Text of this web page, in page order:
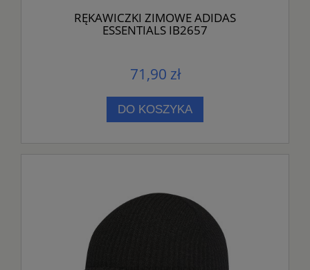
RĘKAWICZKI ZIMOWE ADIDAS
ESSENTIALS IB2657
71,90 zł
DO KOSZYKA